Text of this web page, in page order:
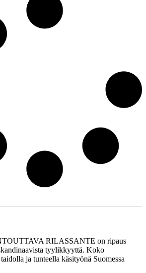
RILASSANTE on ripaus
tyylikkyyttä. Koko
ja tunteella käsityönä Suomessa